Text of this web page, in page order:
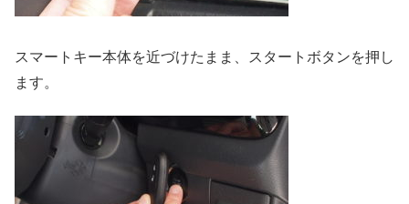
スマートキー本体を近づけたまま、スタートボタンを押し
ます。